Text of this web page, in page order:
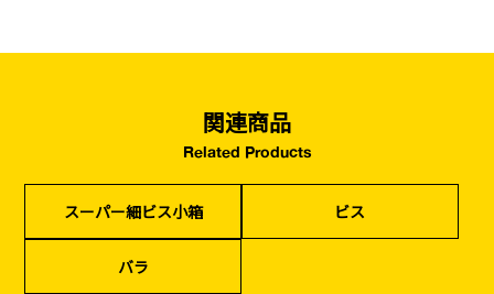
関連商品
Related Products
スーパー細ビス小箱 ビス
バラ